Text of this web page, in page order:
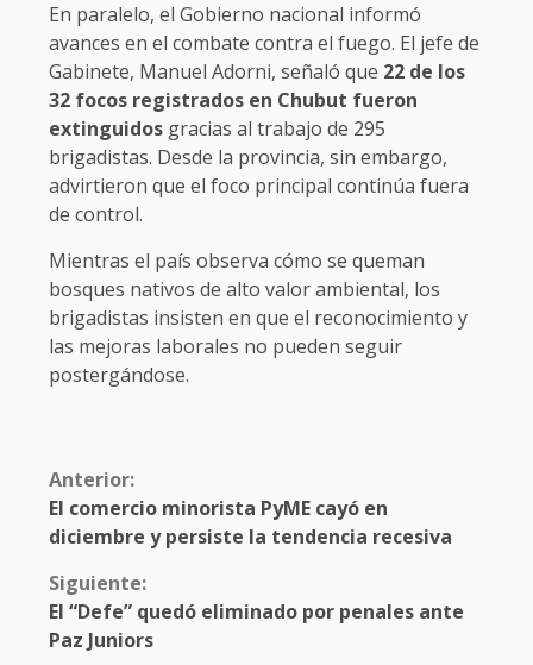
En paralelo, el Gobierno nacional informó
avances en el combate contra el fuego. El jefe de
Gabinete, Manuel Adorni, señaló que 22 de los
32 focos registrados en Chubut fueron
extinguidos gracias al trabajo de 295
brigadistas. Desde la provincia, sin embargo,
advirtieron que el foco principal continúa fuera
de control.
Mientras el país observa cómo se queman
bosques nativos de alto valor ambiental, los
brigadistas insisten en que el reconocimiento y
las mejoras laborales no pueden seguir
postergándose.
Anterior:
El comercio minorista PyME cayó en
diciembre y persiste la tendencia recesiva
Siguiente:
El “Defe” quedó eliminado por penales ante
Paz Juniors